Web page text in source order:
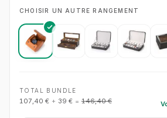
CHOISIR UN AUTRE RANGEMENT
TOTAL BUNDLE
107,40 € + 39 € = 146,40 €